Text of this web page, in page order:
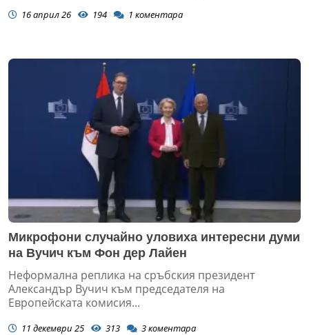
16 април 26 194 1 коментара
Микрофони случайно уловиха интересни думи
на Вучич към Фон дер Лайен
Неформална реплика на сръбския президент
Александър Вучич към председателя на
Европейската комисия...
11 декември 25 313 3коментара